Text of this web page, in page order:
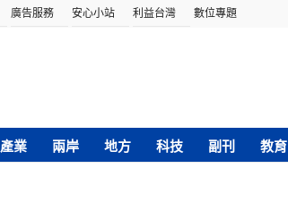
廣告服務 安心小站 利益台灣 數位專題
產業 兩岸 地方 科技 副刊 教育